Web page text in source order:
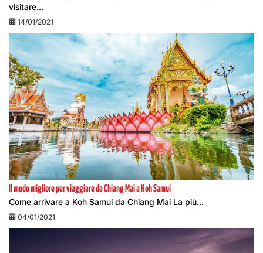
visitare...
14/01/2021
Il modo migliore per viaggiare da Chiang Mai a Koh Samui
Come arrivare a Koh Samui da Chiang Mai La più...
04/01/2021